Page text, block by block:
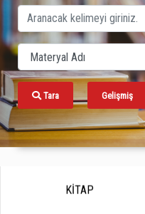
Tara Gelişmiş
KİTAP